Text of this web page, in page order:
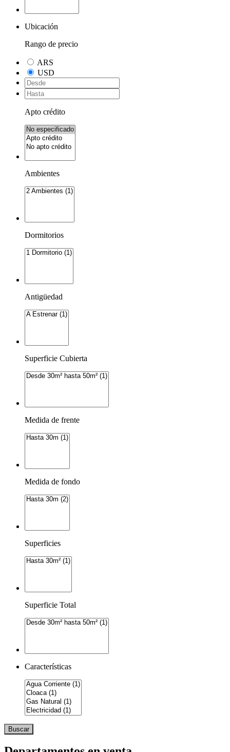
Ubicación
Rango de precio
ARS
USD
Apto crédito
Ambientes
Dormitorios
Antigüedad
Superficie Cubierta
Medida de frente
Medida de fondo
Superficies
Superficie Total
Características
Buscar